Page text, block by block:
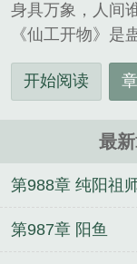
身具万象，人间
《仙工开物》是
开始阅读
最
第988章 纯阳祖
第987章 阳鱼